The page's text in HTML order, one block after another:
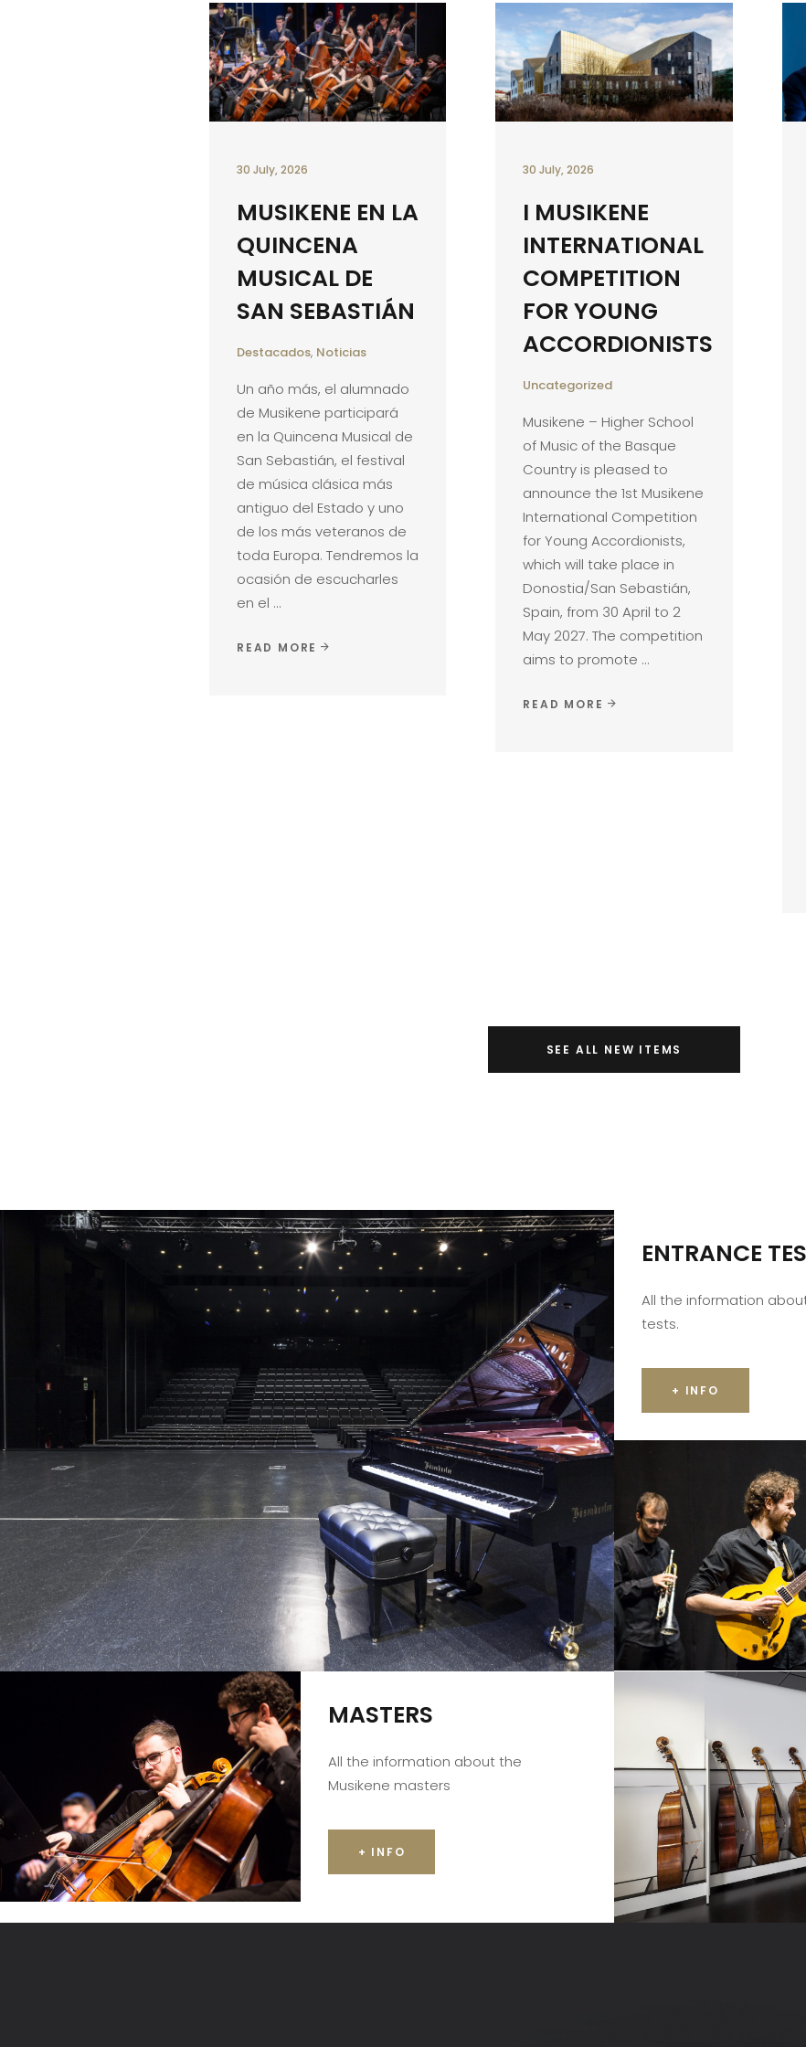
30 July, 2026
MUSIKENE EN LA
QUINCENA
MUSICAL DE
SAN SEBASTIÁN
Destacados, Noticias
Un año más, el alumnado
de Musikene participará
en la Quincena Musical de
San Sebastián, el festival
de música clásica más
antiguo del Estado y uno
de los más veteranos de
toda Europa. Tendremos la
ocasión de escucharles
en el
READ MORE
30 July, 2026
I MUSIKENE
INTERNATIONAL
COMPETITION
FOR YOUNG
ACCORDIONISTS
Uncategorized
Musikene – Higher School
of Music of the Basque
Country is pleased to
announce the 1st Musikene
International Competition
for Young Accordionists,
which will take place in
Donostia/San Sebastián,
Spain, from 30 April to 2
May 2027. The competition
aims to promote
READ MORE
SEE ALL NEW ITEMS
ENTRANCE
All the information
tests.
+ INFO
MASTERS
All the information about the
Musikene masters
+ INFO